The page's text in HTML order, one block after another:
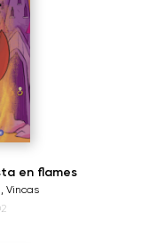
en flames
Vincas